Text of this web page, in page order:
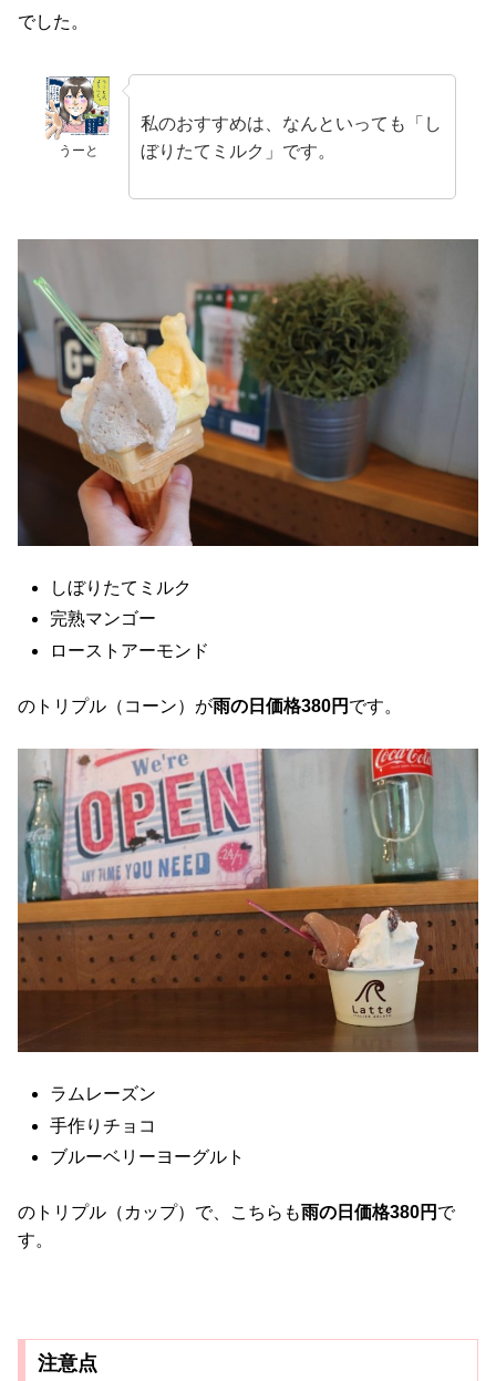
でした。
うーと
私のおすすめは、なんといっても「し
ぼりたてミルク」です。
しぼりたてミルク
完熟マンゴー
ローストアーモンド
のトリプル（コーン）が雨の日価格380円 です。
ラムレーズン
手作りチョコ
ブルーベリーヨーグルト
のトリプル（カップ）で、こちらも雨の日価格380円 で
す。
注意点